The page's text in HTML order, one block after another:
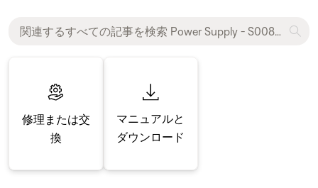
修理または交
換
マニュアルと
ダウンロード